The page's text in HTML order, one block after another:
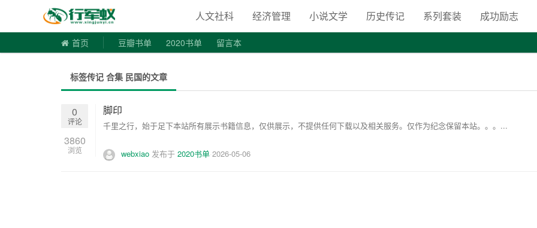
寻书令|走向自由之路
人文社科 经济管理 小说文学 历史传记 系列套装 成功励志
首页 豆瓣书单 2020书单 留言本
标签传记 合集 民国的文章
0
评论
3860
浏览
脚印
千里之行，始于足下本站所有展示书籍信息，仅供展示，不提供任何下载以及相关服务。仅作为纪念保留本站。。。...
webxiao 发布于 2020书单 2026-05-06